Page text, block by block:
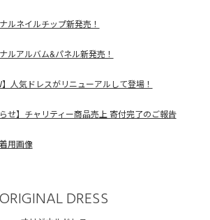
ルネイルチップ新発売！
ルアルバム&パネル新発売！
】人気ドレスがリニューアルして登場！
らせ】チャリティー商品売上 寄付完了のご報告
用画像
ORIGINAL DRESS